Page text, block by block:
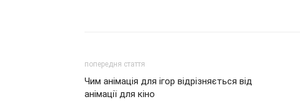
попередня стаття
Чим анімація для ігор відрізняється від
анімації для кіно